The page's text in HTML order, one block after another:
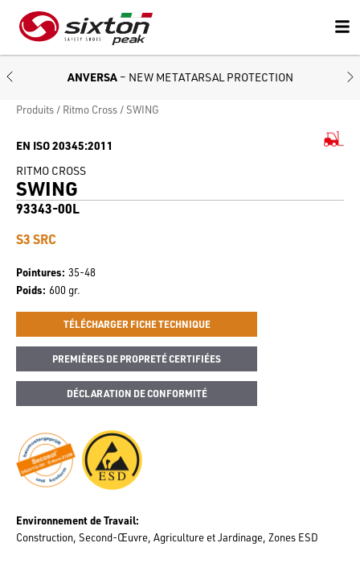
ANVERSA – NEW METATARSAL PROTECTION
Produits Ritmo Cross SWING
EN ISO 20345:2011
RITMO CROSS
SWING
93343-00L
S3 SRC
Pointures 35-48
Poids 600 gr.
TÉLÉCHARGER FICHE TECHNIQUE
PREMIÈRES DE PROPRETÉ CERTIFIÉES
DÉCLARATION DE CONFORMITÉ
Environnement de Travail
Construction Second-Œuvre Agriculture et Jardinage Zones ESD